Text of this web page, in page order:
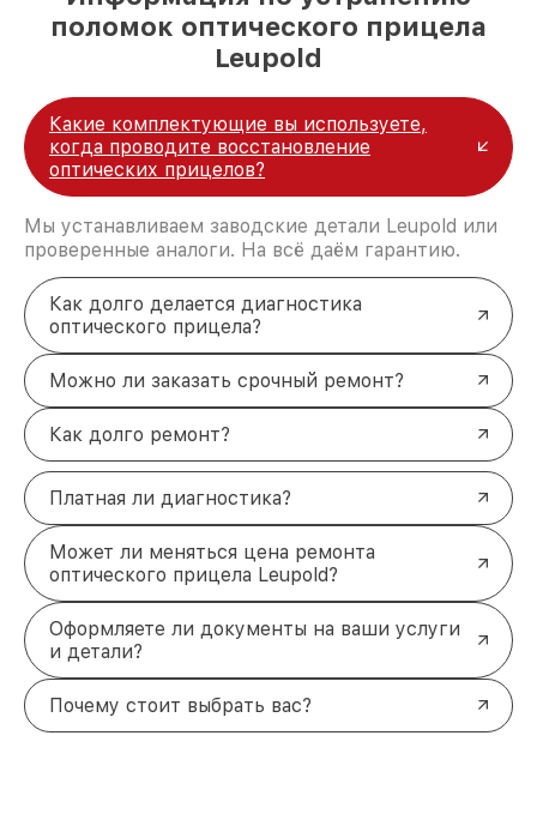
поломок оптического прицела
Leupold
Какие комплектующие вы используете,
когда проводите восстановление
оптических прицелов?
Мы устанавливаем заводские детали Leupold или
проверенные аналоги. На всё даём гарантию.
Как долго делается диагностика
оптического прицела?
Можно ли заказать срочный ремонт?
Как долго ремонт?
Платная ли диагностика?
Может ли меняться цена ремонта
оптического прицела Leupold?
Оформляете ли документы на ваши услуги
и детали?
Почему стоит выбрать вас?